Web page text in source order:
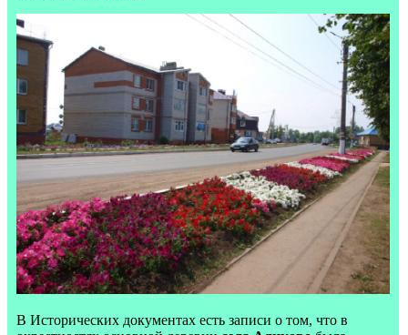
В Исторических документах есть записи о том, что в